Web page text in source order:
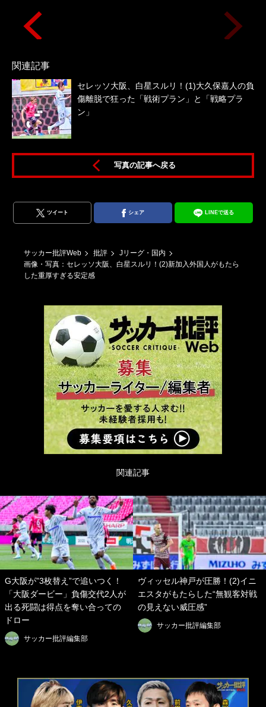
関連記事
セレッソ大阪、白星スルリ！(1)大久保嘉人の負
傷離脱で狂った「戦術プラン」と「戦略プラ
ン」
写真の記事へ戻る
ツイート シェア LINEで送る
サッカー批評Web 批評
Jリーグ・国内
画像・写真：セレッソ大阪、白星スルリ！(2)新加入外国人がもたら
した重厚すぎる安定感
関連記事
G大阪が”3枚替え”で追いつく！
「大阪ダービー」負傷交代2人が
出る死闘は得点を奪い合っての
ドロー
サッカー批評編集部
ヴィッセル神戸が圧勝！(2)イニ
エスタがもたらした“無観客対戦
の見えない威圧感”
サッカー批評編集部